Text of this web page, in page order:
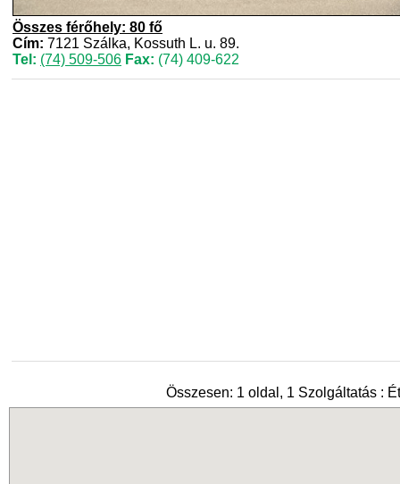
Összes férőhely: 80 fő
Cím: 7121 Szálka, Kossuth L. u. 89.
Tel: (74) 509-506 Fax: (74) 409-622
Összesen: 1 oldal, 1 Szolgáltatás :